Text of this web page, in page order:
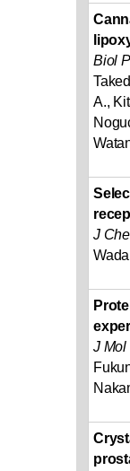
Biol
A.,
J
J Mol